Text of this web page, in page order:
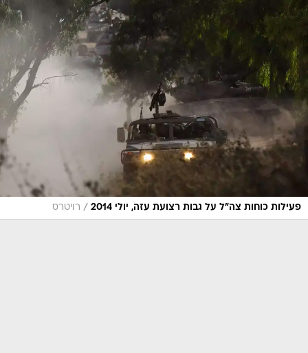
פעילות כוחות צה"ל על גבות רצועת עזה, יולי 2014 / רויטרס